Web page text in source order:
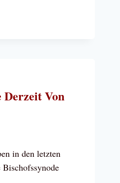
Derzeit Von
in den letzten